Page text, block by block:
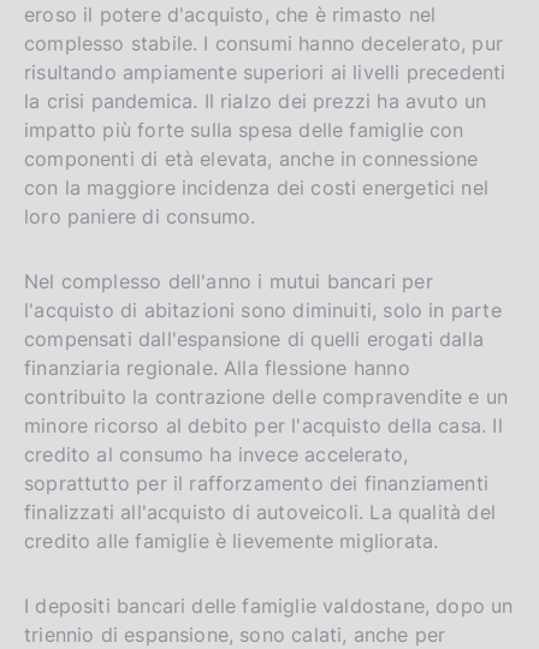
eroso il potere d'acquisto, che è rimasto nel
complesso stabile. I consumi hanno decelerato, pur
risultando ampiamente superiori ai livelli precedenti
la crisi pandemica. Il rialzo dei prezzi ha avuto un
impatto più forte sulla spesa delle famiglie con
componenti di età elevata, anche in connessione
con la maggiore incidenza dei costi energetici nel
loro paniere di consumo.
Nel complesso dell'anno i mutui bancari per
l'acquisto di abitazioni sono diminuiti, solo in parte
compensati dall'espansione di quelli erogati dalla
finanziaria regionale. Alla flessione hanno
contribuito la contrazione delle compravendite e un
minore ricorso al debito per l'acquisto della casa. Il
credito al consumo ha invece accelerato,
soprattutto per il rafforzamento dei finanziamenti
finalizzati all'acquisto di autoveicoli. La qualità del
credito alle famiglie è lievemente migliorata.
I depositi bancari delle famiglie valdostane, dopo un
triennio di espansione, sono calati, anche per